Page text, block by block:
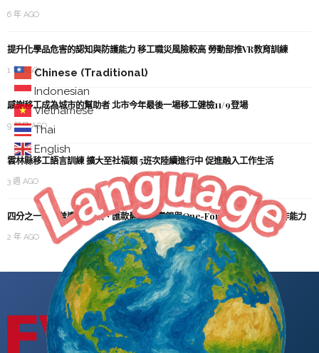
Chinese (Traditional)
Indonesian
Vietnamese
Thai
English
6 年 AGO
提升化學品危害的認知與防護能力 移工職災風險較高 勞動部推VR教育訓練
1 年 AGO
感謝移工成為城市的幫助者 北市今年最後一場移工健檢11/9登場
9 個月 AGO
雲林縣移工語言訓練 擴大至社福類 5班次陸續進行中 促進融入工作生活
3 週 AGO
四分之一移工曾遭詐 借款、匯款最多 北富銀與One-Forty推計畫 強化識詐能力
2 年 AGO